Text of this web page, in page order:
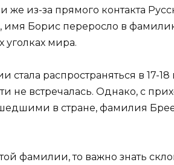
из-за прямого контакта
имя Борис переросло в
уголках мира.
распространяться в 17-18
не встречалась. Однако, с
в стране, фамилия
фамилии, то важно знать